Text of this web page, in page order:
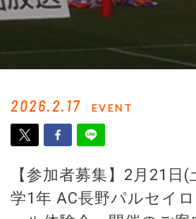
2026.2.17 EVENT
【参加者募集】2月21日
学1年 AC長野パルセイ